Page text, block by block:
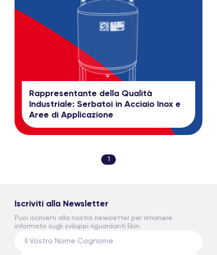
Rappresentante della Qualità
Industriale: Serbatoi in Acciaio Inox e
Aree di Applicazione
1
Iscriviti alla Newsletter
Puoi iscriverti alla nostra newsletter per rimanere
informato sugli sviluppi riguardanti Ekin.